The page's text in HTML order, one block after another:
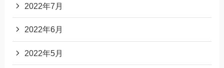
2022年7月
2022年6月
2022年5月